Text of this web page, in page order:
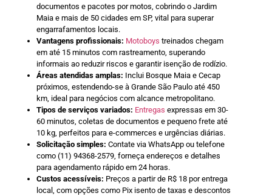
documentos e pacotes por motos, cobrindo o Jardim
Maia e mais de 50 cidades em SP, vital para superar
engarrafamentos locais.
Vantagens profissionais: Motoboys treinados chegam
em até 15 minutos com rastreamento, superando
informais ao reduzir riscos e garantir isenção de rodízio.
Áreas atendidas amplas: Inclui Bosque Maia e Cecap
próximos, estendendo-se à Grande São Paulo até 450
km, ideal para negócios com alcance metropolitano.
Tipos de serviços variados: Entregas expressas em 30-
60 minutos, coletas de documentos e pequeno frete até
10 kg, perfeitos para e-commerces e urgências diárias.
Solicitação simples: Contate via WhatsApp ou telefone
como (11) 94368-2579, forneça endereços e detalhes
para agendamento rápido em 24 horas.
Custos acessíveis: Preços a partir de R$ 18 por entrega
local, com opções como Pix isento de taxas e descontos